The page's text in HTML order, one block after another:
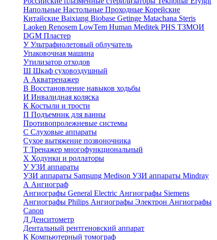
Напольные Настольные Проходные Корейские
Китайские Baixiang Biobase Getinge Matachana Steris
Laoken Renosem LowTem Human Meditek PHS ТЗМОИ
DGM Пластер
УУльтрафиолетовый облучатель
Упаковочная машина
Утилизатор отходов
Ш Шкаф суховоздушный
А Акватренажер
В Восстановление навыков ходьбы
И Инвалидная коляска
К Костыли и трости
П Подъемник для ванны
Противопролежневые системы
С Слуховые аппараты
Сухое вытяжение позвоночника
Т Тренажер многофункциональный
Х Ходунки и роллаторы
УУЗИ аппараты
УЗИ аппараты Samsung Medison УЗИ аппараты Mindray
А Ангиограф
Ангиографы General Electric Ангиографы Siemens
Ангиографы Philips Ангиографы Электрон Ангиографы
Canon
Д Денситометр
Дентальный рентгеновский аппарат
К Компьютерный томограф